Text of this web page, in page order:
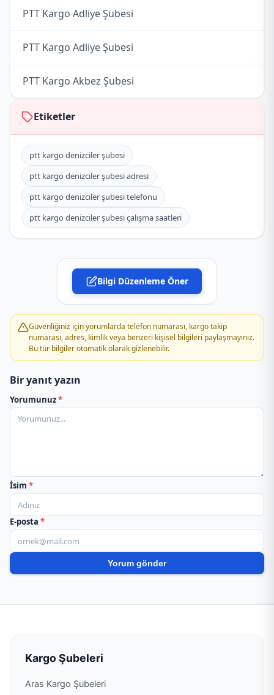
PTT Kargo Adliye Şubesi
PTT Kargo Adliye Şubesi
PTT Kargo Akbez Şubesi
PTT Kargo Aktepe Şubesi
PTT Kargo Altınkaya Acenteliği
PTT Kargo Altınözü Müdürlüğü
PTT Kargo Ardıçlı Acenteliği
PTT Kargo Atatürk Çarşısı Şubesi
PTT Kargo Belen Müdürlüğü
PTT Kargo Bezge Acenteliği
PTT Kargo Çekmece Acente Ptt
PTT Kargo Çöğürlü Acenteliği
PTT Kargo Dörtyol Müdürlüğü
PTT Kargo Erzin Müdürlüğü
PTT Kargo Hassa Müdürlüğü
PTT Kargo İskenderun Müdürlüğü
PTT Kargo Karaağaç Şubesi
Etiketler
ptt kargo denizciler şubesi
ptt kargo denizciler şubesi adresi
ptt kargo denizciler şubesi telefonu
ptt kargo denizciler şubesi çalışma saatleri
Bilgi Düzenleme Öner
Güvenliğiniz için yorumlarda telefon numarası, kargo takip
numarası, adres, kimlik veya benzeri kişisel bilgileri paylaşmayınız.
Bu tür bilgiler otomatik olarak gizlenebilir.
Bir yanıt yazın
Yorumunuz*
İsim *
E-posta *
Kargo Şubeleri
Aras Kargo Şubeleri